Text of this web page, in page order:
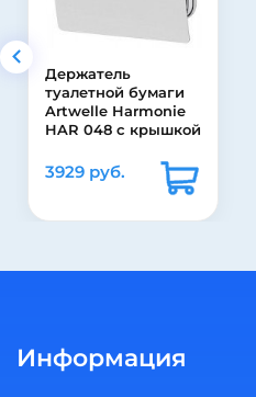
Держатель
туалетной бумаги
Artwelle Harmonie
HAR 048 с крышкой
3929 руб.
Информация